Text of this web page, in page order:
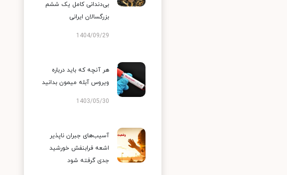
بی‌دندانی کامل یک ششم
بزرگسالان ایرانی
1404/09/29
هر آنچه که باید درباره
ویروس آبله میمون بدانید
1403/05/30
آسیب‌های جبران ناپذیر
اشعه فرابنفش خورشید
جدی گرفته شود